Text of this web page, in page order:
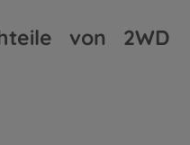
von 2WD